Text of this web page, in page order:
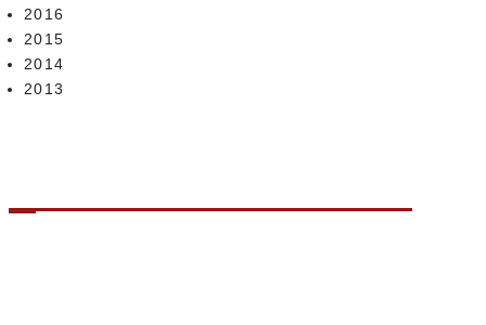
2016
2015
2014
2013